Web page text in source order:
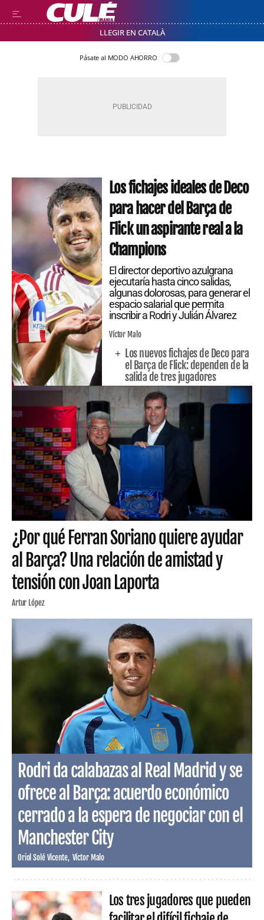
LLEGIR EN CATALÀ
Pásate al MODO AHORRO
Los fichajes ideales de Deco
para hacer del Barça de
Flick un aspirante real a la
Champions
El director deportivo azulgrana
ejecutaría hasta cinco salidas,
algunas dolorosas, para generar el
espacio salarial que permita
inscribir a Rodri y Julián Álvarez
Víctor Malo
Los nuevos fichajes de Deco para
el Barça de Flick: dependen de la
salida de tres jugadores
¿Por qué Ferran Soriano quiere ayudar
al Barça? Una relación de amistad y
tensión con Joan Laporta
Artur López
Rodri da calabazas al Real Madrid y se
ofrece al Barça: acuerdo económico
cerrado a la espera de negociar con el
Manchester City
Oriol Solé Vicente Víctor Malo
Los tres jugadores que pueden